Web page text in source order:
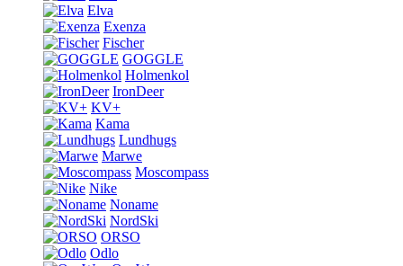
Elva
Exenza
Fischer
GOGGLE
Holmenkol
IronDeer
KV+
Kama
Lundhugs
Marwe
Moscompass
Nike
Noname
NordSki
ORSO
Odlo